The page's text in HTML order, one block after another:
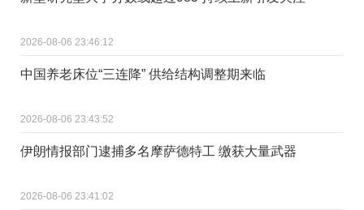
2026-08-06 23:46:12
中国养老床位“三连降” 供给结构调整期来临
2026-08-06 23:43:52
伊朗情报部门逮捕多名摩萨德特工 缴获大量武器
2026-08-06 23:41:02